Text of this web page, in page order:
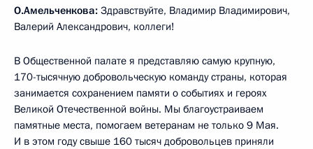
О.Амельченкова: Здравствуйте, Владимир Владимирович,
Валерий Александрович, коллеги!
В Общественной палате я представляю самую крупную,
170-тысячную добровольческую команду страны, которая
занимается сохранением памяти о событиях и героях
Великой Отечественной войны. Мы благоустраиваем
памятные места, помогаем ветеранам не только 9 Мая.
И в этом году свыше 160 тысяч добровольцев приняли